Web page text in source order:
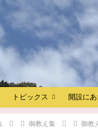
トピックス 開設に
御教え集 御教